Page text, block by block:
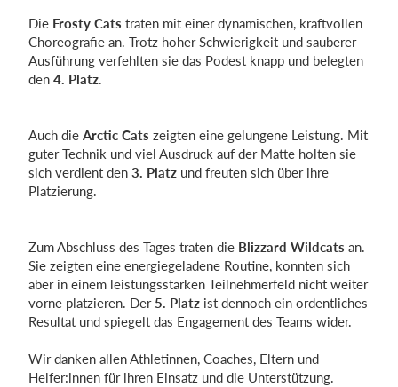
Die Frosty Cats traten mit einer dynamischen, kraftvollen
Choreografie an. Trotz hoher Schwierigkeit und sauberer
Ausführung verfehlten sie das Podest knapp und belegten
den 4. Platz.
Auch die Arctic Cats zeigten eine gelungene Leistung. Mit
guter Technik und viel Ausdruck auf der Matte holten sie
sich verdient den 3. Platz und freuten sich über ihre
Platzierung.
Zum Abschluss des Tages traten die Blizzard Wildcats an.
Sie zeigten eine energiegeladene Routine, konnten sich
aber in einem leistungsstarken Teilnehmerfeld nicht weiter
vorne platzieren. Der 5. Platz ist dennoch ein ordentliches
Resultat und spiegelt das Engagement des Teams wider.
Wir danken allen Athletinnen, Coaches, Eltern und
Helfer:innen für ihren Einsatz und die Unterstützung.